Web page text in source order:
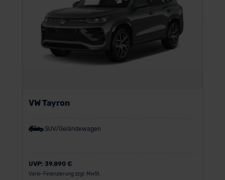
VW Tayron
SUV/Geländewagen
UVP: 39.890 €
Vario-Finanzierung zzgl. MwSt.